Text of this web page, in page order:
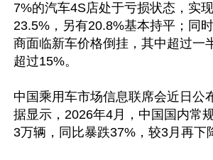
7%的汽车4S店处于亏损状态，实
23.5%，另有20.8%基本持平；同
商面临新车价格倒挂，其中超过一
超过15%。
中国乘用车市场信息联席会近日公
据显示，2026年4月，中国国内常
3万辆，同比暴跌37%，较3月再下